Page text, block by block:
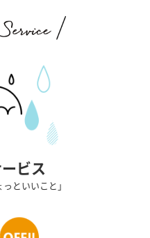
ビス
といいこと」